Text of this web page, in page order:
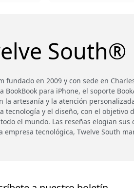
en 2009 y con sede en
para iPhone, el soporte
la artesanía y la atención
y el diseño, con el
el mundo. Las reseñas elogian
tecnológica, Twelve South